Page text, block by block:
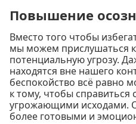
Повышение
Вместо того чтобы
мы можем прислушаться
потенциальную угрозу.
находятся вне нашего
беспокойство всё равно
к тому, чтобы
угрожающими исходами.
более готовыми и